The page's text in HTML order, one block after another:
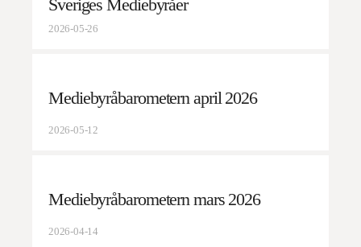
Sveriges Mediebyråer
2026-05-26
Mediebyråbarometern april 2026
2026-05-12
Mediebyråbarometern mars 2026
2026-04-14